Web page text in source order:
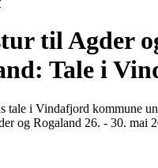
til Agder
Tale i
tale i Vindafjord kommune
og Rogaland 26. - 30. mai